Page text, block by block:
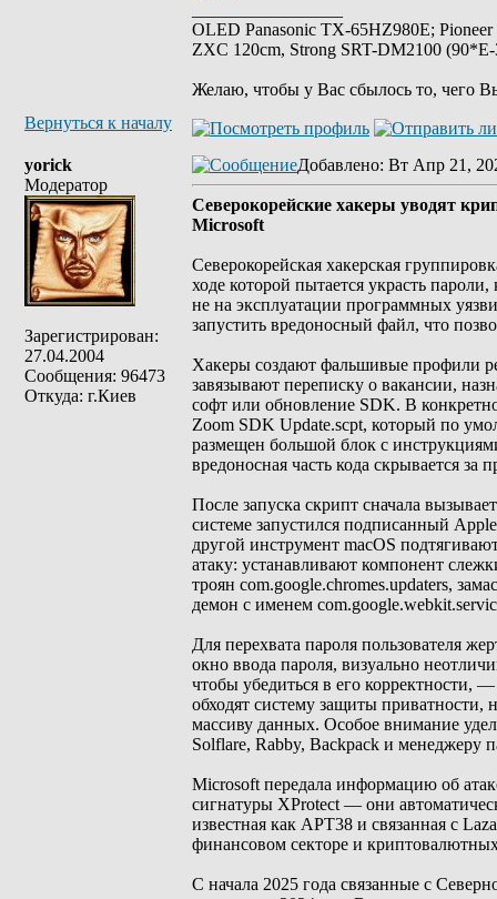
OLED Panasonic TX-65HZ980E;
ZXC 120cm, Strong SRT-DM2100
Желаю, чтобы у Вас сбылось то, чего
Вернуться к началу
yorick
Модератор
Зарегистрирован:
27.04.2004
Сообщения: 96473
Откуда: г.Киев
Добавлено: Вт Апр 21,
Северокорейские хакеры уводят
Microsoft
Северокорейская хакерская
ходе которой пытается украсть
не на эксплуатации программных
запустить вредоносный файл, что
Хакеры создают фальшивые профили
завязывают переписку о вакансии,
софт или обновление SDK. В
Zoom SDK Update.scpt, который по
размещен большой блок с
вредоносная часть кода скрывается за
После запуска скрипт сначала
системе запустился подписанный
другой инструмент macOS
атаку: устанавливают компонент
троян com.google.chromes.updaters,
демон с именем
Для перехвата пароля пользователя
окно ввода пароля, визуально
чтобы убедиться в его корректности,
обходят систему защиты
массиву данных. Особое внимание
Solflare, Rabby, Backpack и менеджеру
Microsoft передала информацию об
сигнатуры XProtect — они
известная как APT38 и связанная с
финансовом секторе и
C начала 2025 года связанные с